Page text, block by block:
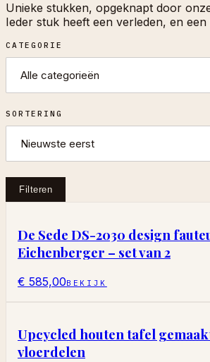
Unieke stukken, opgeknapt door
Ieder stuk heeft een verleden, en
CATEGORIE
SORTERING
Filteren
De Sede DS-2030 design
Eichenberger – set van 2
€ 585,00BEKIJK
Upcycled houten tafel
vloerdelen